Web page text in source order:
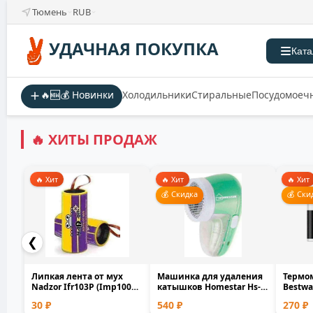
Тюмень RUB
УДАЧНАЯ ПОКУПКА
🔥🆕💰 Новинки ХолодильникиСтиральные
🔥 ХИТЫ ПРОДАЖ
❮
🔥 Хит
Липкая лента от мух
Nadzor Ifr103P (Imp100P)
30 ₽
🔥 Хит
💰 Скидка
Машинка для удаления
катышков Homestar Hs-
540 ₽
🔥 Хит
💰
270 ₽